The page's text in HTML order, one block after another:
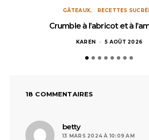
GÂTEAUX RECETTES
Crumble à l’abricot et à
KAREN 5 AOÛT 2026
18 COMMENTAIRES
bettydit :
13 MARS 2024 À 10:09 AM